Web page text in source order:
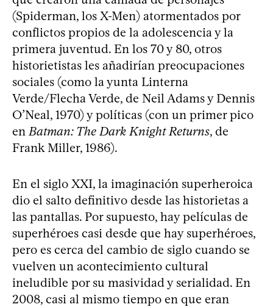
(Spiderman, los X-Men) atormentados por
conflictos propios de la adolescencia y la
primera juventud. En los 70 y 80, otros
historietistas les añadirían preocupaciones
sociales (como la yunta Linterna
Verde/Flecha Verde, de Neil Adams y Dennis
O’Neal, 1970) y políticas (con un primer pico
enBatman: The Dark Knight Returns, de
Frank Miller, 1986).
En el siglo XXI, la imaginación superheroica
dio el salto definitivo desde las historietas a
las pantallas. Por supuesto, hay películas de
superhéroes casi desde que hay superhéroes,
pero es cerca del cambio de siglo cuando se
vuelven un acontecimiento cultural
ineludible por su masividad y serialidad. En
2008, casi al mismo tiempo en que eran